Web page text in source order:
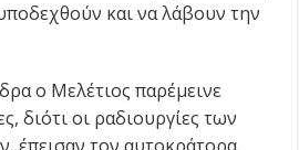
και να λάβουν την
ο Μελέτιος παρέμεινε
διότι οι ραδιουργίες των